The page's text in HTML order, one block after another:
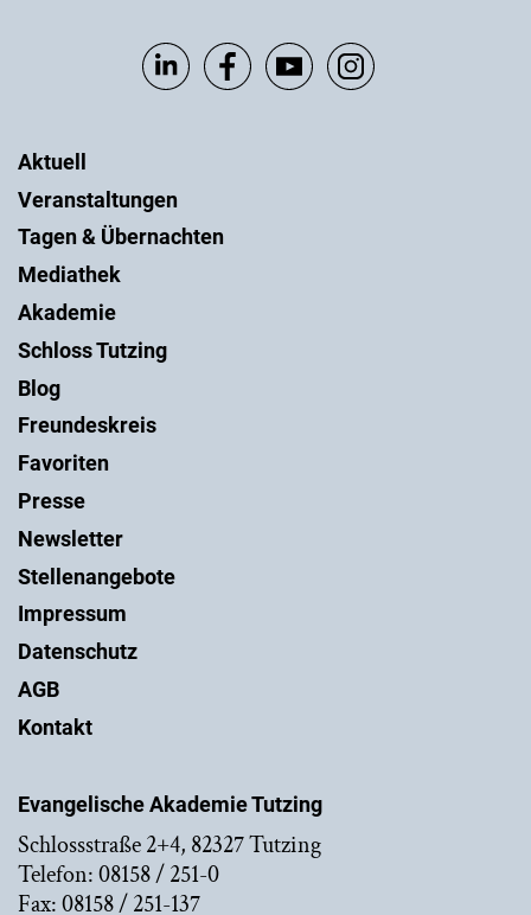
Evangelische Akademie Tutzing
Schlossstraße 2+4, 82327 Tutzing
Telefon: 08158 / 251-0
Fax: 08158 / 251-137
Aktuell
Veranstaltungen
Tagen & Übernachten
Mediathek
Akademie
Schloss Tutzing
Blog
Freundeskreis
Favoriten
Presse
Newsletter
Stellenangebote
Impressum
Datenschutz
AGB
Kontakt